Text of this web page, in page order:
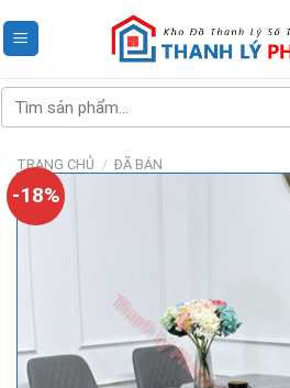
to
Tìm
kiếm:
TRANG CHỦ / ĐÃ BÁN
-18%